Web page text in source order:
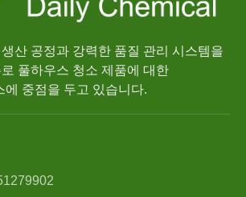
산 공정과 강력한 품질 관리 시스템을
풀하우스 청소 제품에 대한
에 중점을 두고 있습니다.